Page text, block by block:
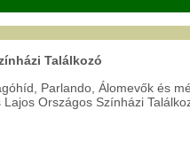
Találkozó
Parlando, Álomevők és
Országos Színházi